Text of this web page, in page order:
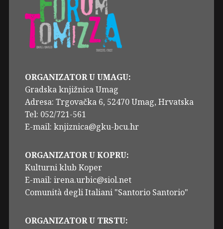
ORGANIZATOR U UMAGU:
Gradska knjižnica Umag
Adresa: Trgovačka 6, 52470 Umag, Hrvatska
Tel: 052/721-561
E-mail: knjiznica@gku-bcu.hr
ORGANIZATOR U KOPRU:
Kulturni klub Koper
E-mail: irena.urbic@siol.net
Comunità degli Italiani "Santorio Santorio"
ORGANIZATOR U TRSTU: